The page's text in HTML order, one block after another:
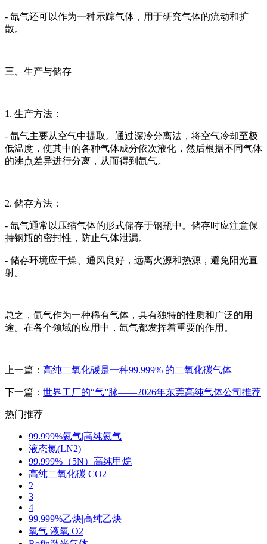
- 氙气还可以作为一种示踪气体，用于研究气体的流动和扩
散。
三、生产与储存
1. 生产方法：
- 氙气主要从空气中提取。通过深冷分离法，将空气冷却至极
低温度，使其中的各种气体成分依次液化，然后根据不同气体
的沸点差异进行分离，从而得到氙气。
2. 储存方法：
- 氙气通常以压缩气体的形式储存于钢瓶中。储存时应注意保
持钢瓶的密封性，防止气体泄漏。
- 储存环境应干燥、通风良好，远离火源和热源，避免阳光直
射。
总之，氙气作为一种稀有气体，具有独特的性质和广泛的用
途。在各个领域的应用中，氙气都发挥着重要的作用。
上一篇： 高纯二氧化碳是一种99.999% 的二氧化碳气体
下一篇： 世界工厂的“气”脉——2026年东莞高纯气体公司推荐
热门推荐
99.999%氦气|高纯氦气
液态氮(LN2)
99.999%（5N）高纯甲烷
高纯二氧化碳 CO2
2
3
4
99.999%乙炔|高纯乙炔
氧气 液氧 O2